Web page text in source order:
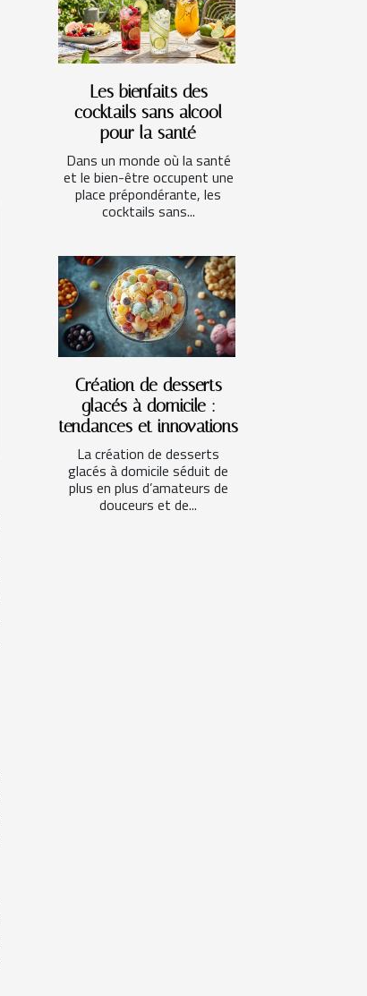
Les bienfaits des
cocktails sans alcool
pour la santé
Dans un monde où la santé
et le bien-être occupent une
place prépondérante, les
cocktails sans...
Création de desserts
glacés à domicile :
tendances et innovations
La création de desserts
glacés à domicile séduit de
plus en plus d’amateurs de
douceurs et de...